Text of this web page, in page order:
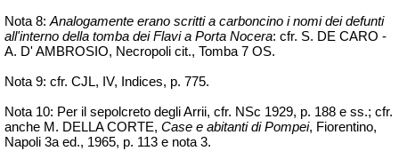
Nota 8:Analogamente erano scritti a carboncino i nomi dei defunti
all'interno della tomba dei Flavi a Porta Nocera: cfr. S. DE CARO -
A. D' AMBROSIO, Necropoli cit., Tomba 7 OS.
Nota 9: cfr. CJL, IV, Indices, p. 775.
Nota 10: Per il sepolcreto degli Arrii, cfr. NSc 1929, p. 188 e ss.; cfr.
anche M. DELLA CORTE, Case e abitanti di Pompei, Fiorentino,
Napoli 3a ed., 1965, p. 113 e nota 3.